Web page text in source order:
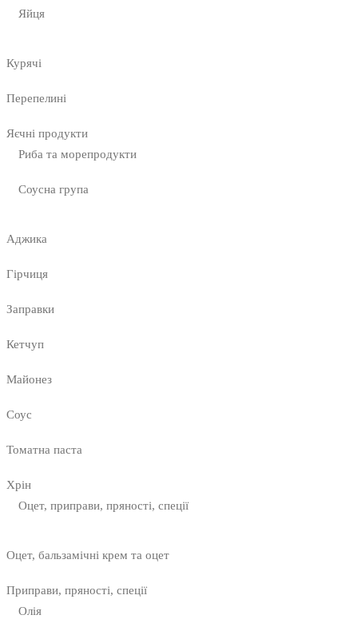
Яйця
Курячі
Перепелині
Яєчні продукти
Риба та морепродукти
Соусна група
Аджика
Гірчиця
Заправки
Кетчуп
Майонез
Соус
Томатна паста
Хрін
Оцет, приправи, пряності, спеції
Оцет, бальзамічні крем та оцет
Приправи, пряності, спеції
Олія